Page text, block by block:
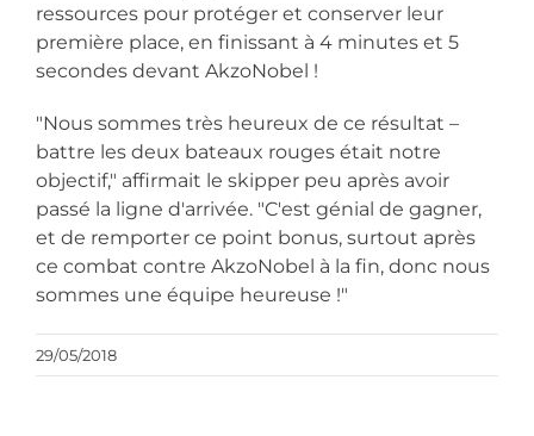
ressources pour protéger et conserver leur
première place, en finissant à 4 minutes et 5
secondes devant AkzoNobel !
"Nous sommes très heureux de ce résultat –
battre les deux bateaux rouges était notre
objectif," affirmait le skipper peu après avoir
passé la ligne d'arrivée. "C'est génial de gagner,
et de remporter ce point bonus, surtout après
ce combat contre AkzoNobel à la fin, donc nous
sommes une équipe heureuse !"
29/05/2018